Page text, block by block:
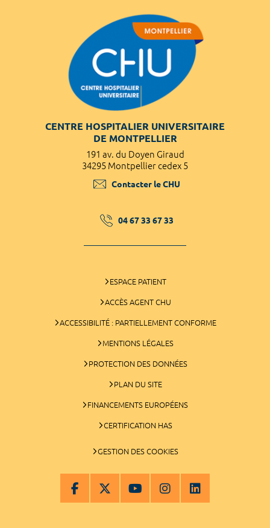
CENTRE HOSPITALIER UNIVERSITAIRE
DE MONTPELLIER
191 av. du Doyen Giraud
34295 Montpellier cedex 5
Contacter le CHU
04 67 33 67 33
ESPACE PATIENT
ACCÈS AGENT CHU
ACCESSIBILITÉ : PARTIELLEMENT CONFORME
MENTIONS LÉGALES
PROTECTION DES DONNÉES
PLAN DU SITE
FINANCEMENTS EUROPÉENS
CERTIFICATION HAS
GESTION DES COOKIES